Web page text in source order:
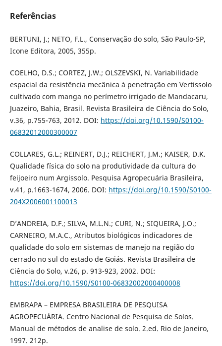
Referências
BERTUNI, J.; NETO, F.L., Conservação do solo, São Paulo-SP,
Icone Editora, 2005, 355p.
COELHO, D.S.; CORTEZ, J.W.; OLSZEVSKI, N. Variabilidade
espacial da resistência mecânica à penetração em Vertissolo
cultivado com manga no perímetro irrigado de Mandacaru,
Juazeiro, Bahia, Brasil. Revista Brasileira de Ciência do Solo,
v.36, p.755-763, 2012. DOI: https://doi.org/10.1590/S0100-
06832012000300007
COLLARES, G.L.; REINERT, D.J.; REICHERT, J.M.; KAISER, D.K.
Qualidade física do solo na produtividade da cultura do
feijoeiro num Argissolo. Pesquisa Agropecuária Brasileira,
v.41, p.1663-1674, 2006. DOI: https://doi.org/10.1590/S0100-
204X2006001100013
D’ANDREIA, D.F.; SILVA, M.L.N.; CURI, N.; SIQUEIRA, J.O.;
CARNEIRO, M.A.C., Atributos biológicos indicadores de
qualidade do solo em sistemas de manejo na região do
cerrado no sul do estado de Goiás. Revista Brasileira de
Ciência do Solo, v.26, p. 913-923, 2002. DOI:
https://doi.org/10.1590/S0100-06832002000400008
EMBRAPA – EMPRESA BRASILEIRA DE PESQUISA
AGROPECUÁRIA. Centro Nacional de Pesquisa de Solos.
Manual de métodos de analise de solo. 2.ed. Rio de Janeiro,
1997. 212p.